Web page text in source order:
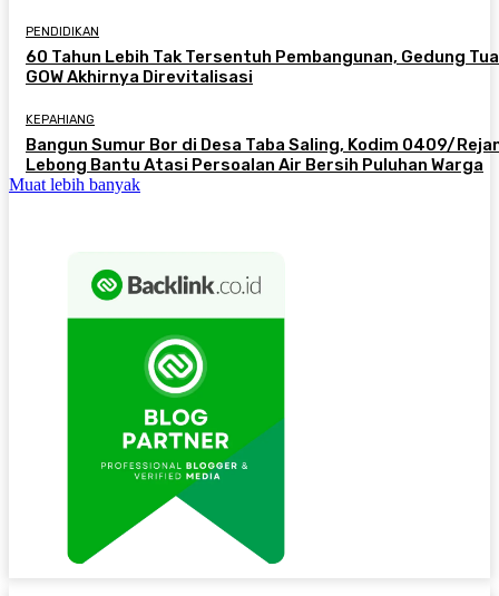
PENDIDIKAN
60 Tahun Lebih Tak Tersentuh Pembangunan, Gedung
GOW Akhirnya Direvitalisasi
KEPAHIANG
Bangun Sumur Bor di Desa Taba Saling, Kodim 0409/
Lebong Bantu Atasi Persoalan Air Bersih Puluhan Warga
Muat lebih banyak